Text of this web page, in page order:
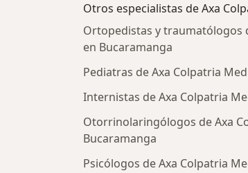
Otros especialistas de Axa
Ortopedistas y traumatólogos
en Bucaramanga
Pediatras de Axa Colpatria
Internistas de Axa Colpatria
Otorrinolaringólogos de Axa
Bucaramanga
Psicólogos de Axa Colpatria